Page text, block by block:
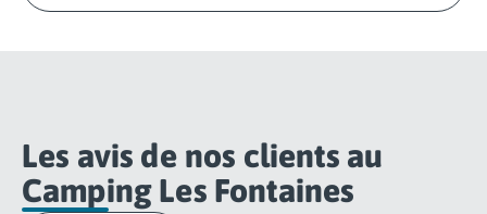
Les avis de nos clients au
Camping Les Fontaines